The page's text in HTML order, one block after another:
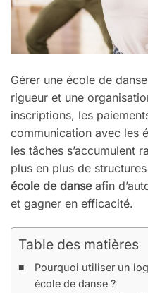
Gérer une école de
rigueur et une
inscriptions, les
communication avec les
les tâches s’accumulent
plus en plus de
école de danseafin
et gagner en efficacité.
Table des matières
Pourquoi utiliser un
école de danse ?